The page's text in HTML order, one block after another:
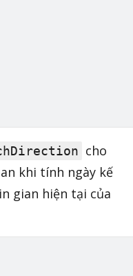
cho
khi tính ngày kế
gian hiện tại của